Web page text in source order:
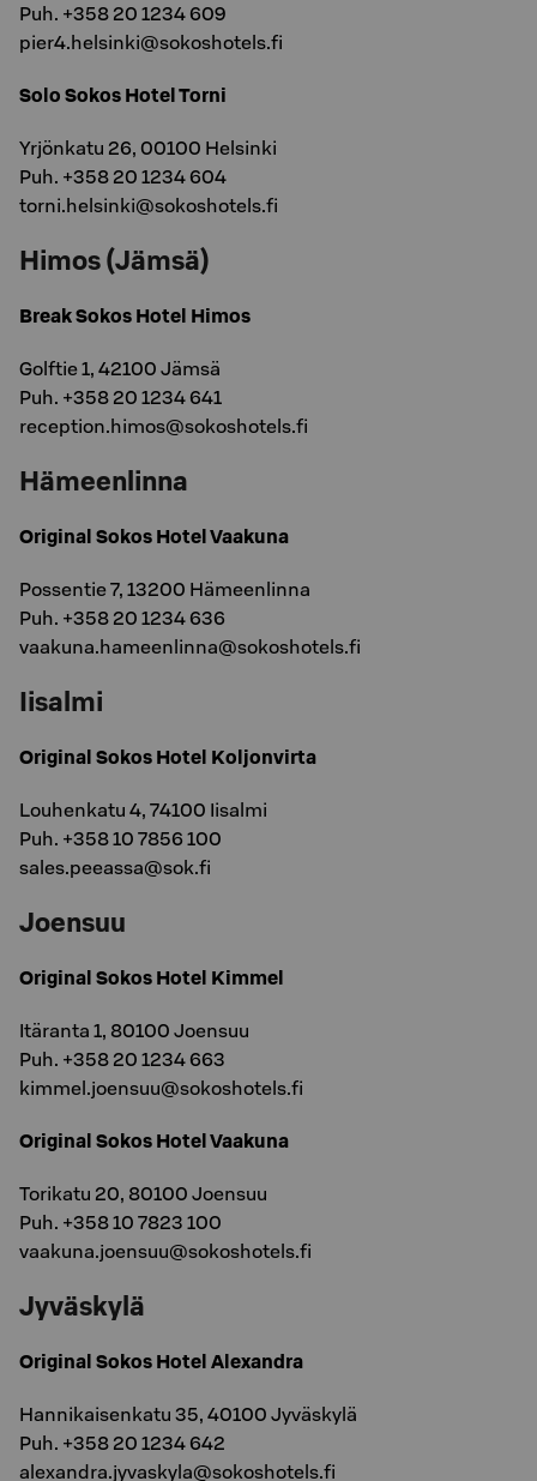
Puh. +358 20 1234 609
pier4.helsinki@sokoshotels.fi
Solo Sokos Hotel Torni
Yrjönkatu 26, 00100 Helsinki
Puh. +358 20 1234 604
torni.helsinki@sokoshotels.fi
Himos (Jämsä)
Break Sokos Hotel Himos
Golftie 1, 42100 Jämsä
Puh. +358 20 1234 641
reception.himos@sokoshotels.fi
Hämeenlinna
Original Sokos Hotel Vaakuna
Possentie 7, 13200 Hämeenlinna
Puh. +358 20 1234 636
vaakuna.hameenlinna@sokoshotels.fi
Iisalmi
Original Sokos Hotel Koljonvirta
Louhenkatu 4, 74100 Iisalmi
Puh. +358 10 7856 100
sales.peeassa@sok.fi
Joensuu
Original Sokos Hotel Kimmel
Itäranta 1, 80100 Joensuu
Puh. +358 20 1234 663
kimmel.joensuu@sokoshotels.fi
Original Sokos Hotel Vaakuna
Torikatu 20, 80100 Joensuu
Puh. +358 10 7823 100
vaakuna.joensuu@sokoshotels.fi
Jyväskylä
Original Sokos Hotel Alexandra
Hannikaisenkatu 35, 40100 Jyväskylä
Puh. +358 20 1234 642
alexandra.jyvaskyla@sokoshotels.fi